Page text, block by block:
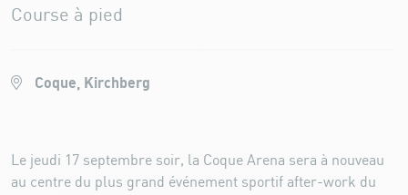
Course à pied
Coque, Kirchberg
Le jeudi 17 septembre soir, la Coque Arena sera à nouveau
au centre du plus grand événement sportif after-work du